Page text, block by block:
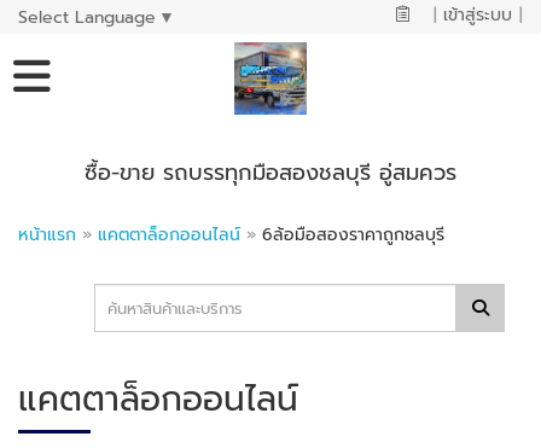
Select Language ▼ | เข้าสู่ระบบ |
ซื้อ-ขาย รถบรรทุกมือสองชลบุรี อู่สมควร
หน้าแรก » แคตตาล็อกออนไลน์ » 6ล้อมือสองราคาถูกชลบุรี
แคตตาล็อกออนไลน์